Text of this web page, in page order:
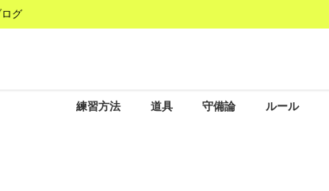
グ
練習方法 道具 守備論 ルール